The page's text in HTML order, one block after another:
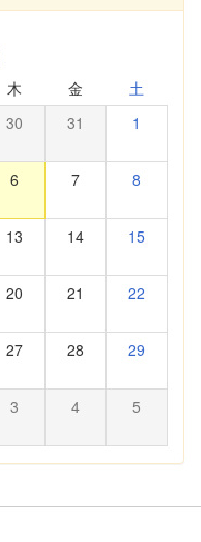
木 金 土
30 31 1
6 7 8
13 14 15
20 21 22
27 28 29
3 4 5